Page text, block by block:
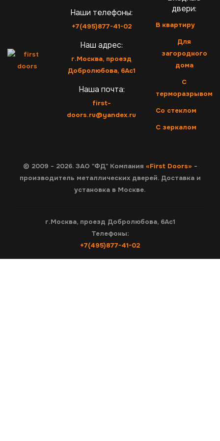
Наши телефоны:
+7(495)877-41-02
Наш адрес:
г.Москва, проезд
Добролюбова, 6Ас1
Наша почта:
first-
doors.ru@yandex.ru
двери:
В квартиру
Для
загородного
дома
С
терморазрывом
Со стеклом
С зеркалом
© 2009 - 2026. ЗАО "ФД" Компания «First Doors» -
производитель металлических дверей. Доставка и
установка в Москве.
г.Москва, проезд Добролюбова, 6Ас1
Телефоны:
+7(495)877-41-02